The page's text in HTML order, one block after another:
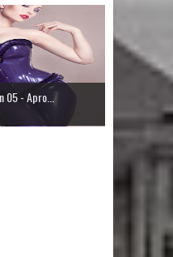
05 - Apro...